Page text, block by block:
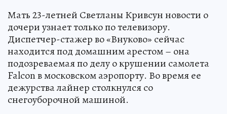
Мать 23-летней Светланы Кривсун новости о
дочери узнает только по телевизору.
Диспетчер-стажер во «Внуково» сейчас
находится под домашним арестом – она
подозреваемая по делу о крушении самолета
Falcon в московском аэропорту. Во время ее
дежурства лайнер столкнулся со
снегоуборочной машиной.